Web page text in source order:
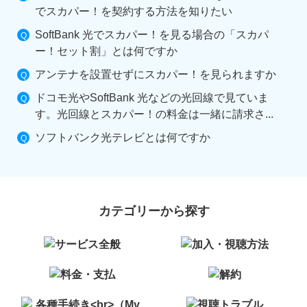
でスカパー！を契約する方法を知りたい
SoftBank 光でスカパー！を見る場合の「スカパ
ー！セット割」とは何ですか
アンテナを設置せずにスカパー！を見られますか
ドコモ光やSoftBank 光などの光回線で見ていま
す。光回線とスカパー！の料金は一緒に請求さ...
ソフトバンク光テレビとは何ですか
カテゴリーから探す